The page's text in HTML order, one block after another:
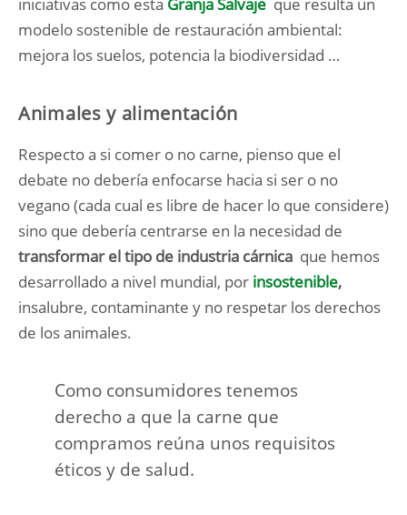
modelo sostenible de restauración ambiental:
mejora los suelos, potencia la biodiversidad …
Animales y alimentación
Respecto a si comer o no carne, pienso que el
debate no debería enfocarse hacia si ser o no
vegano (cada cual es libre de hacer lo que considere)
sino que debería centrarse en la necesidad de
transformar el tipo de industria cárnica que hemos
desarrollado a nivel mundial, por insostenible,
insalubre, contaminante y no respetar los derechos
de los animales.
Como consumidores tenemos
derecho a que la carne que
compramos reúna unos requisitos
éticos y de salud.